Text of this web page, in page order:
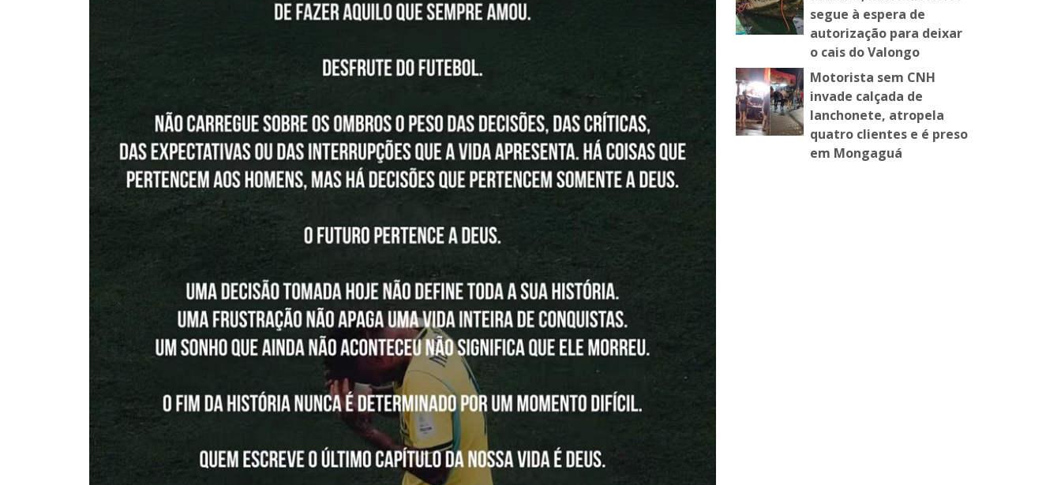
segue à espera de
autorização para deixar
o cais do Valongo
Motorista sem CNH
invade calçada de
lanchonete, atropela
quatro clientes e é preso
em Mongaguá